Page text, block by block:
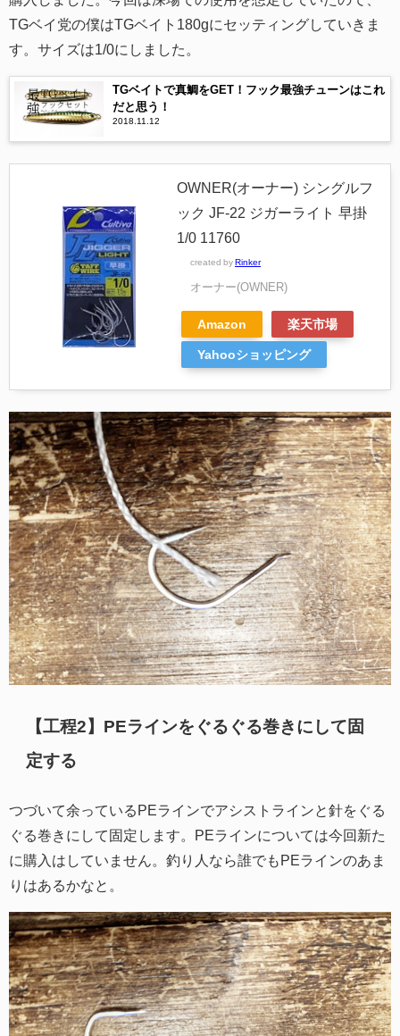
TGベイ党の僕はTGベイト180gにセッティングしていきま
す。サイズは1/0にしました。
TGベイトで真鯛をGET！フック最強チューンはこれ
だと思う！
2018.11.12
OWNER(オーナー) シングルフ
ック JF-22 ジガーライト 早掛
1/0 11760
created by Rinker
オーナー(OWNER)
Amazon 楽天市場
Yahooショッピング
【工程2】PEラインをぐるぐる巻きにして固
定する
つづいて余っているPEラインでアシストラインと針をぐる
ぐる巻きにして固定します。PEラインについては今回新た
に購入はしていません。釣り人なら誰でもPEラインのあま
りはあるかなと。